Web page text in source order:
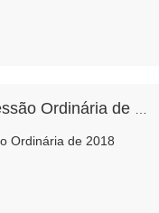
Ordinária de 2018